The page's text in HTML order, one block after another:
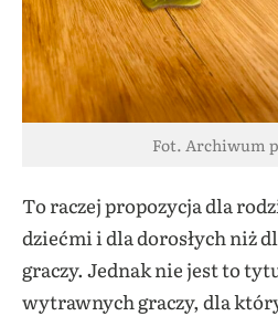
Fot. Archiwum
To raczej propozycja dla
dziećmi i dla dorosłych niż
graczy. Jednak nie jest to
wytrawnych graczy, dla